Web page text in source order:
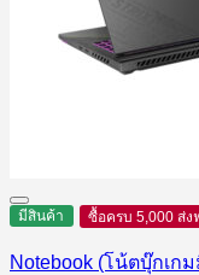
มีสินค้า ซื้อครบ 5,000 ส่ง
Notebook (โน้ตบุ๊กเก